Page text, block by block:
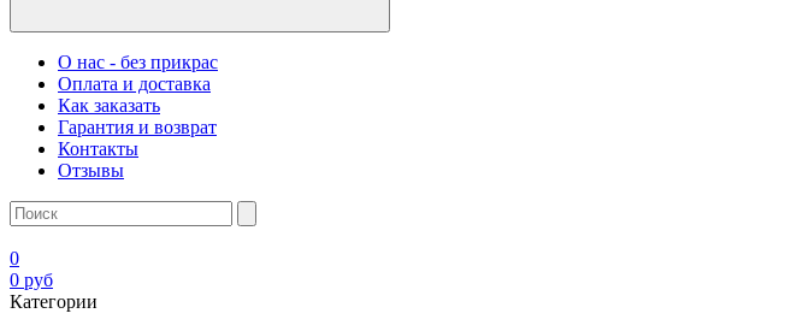
О нас - без прикрас
Оплата и доставка
Как заказать
Гарантия и возврат
Контакты
Отзывы
0
0 руб
Категории